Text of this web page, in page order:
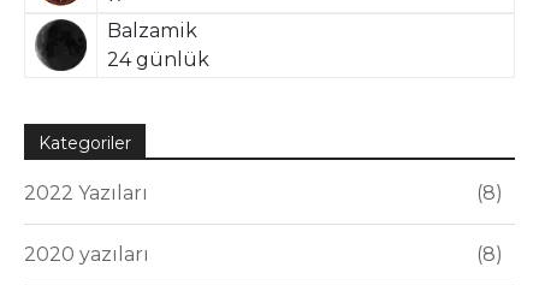
Balzamik
24 günlük
Kategoriler
2022 Yazıları 8
2020 yazıları 8